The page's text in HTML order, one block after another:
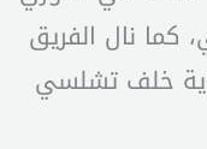
كما نال الفريق
خلف تشلسي